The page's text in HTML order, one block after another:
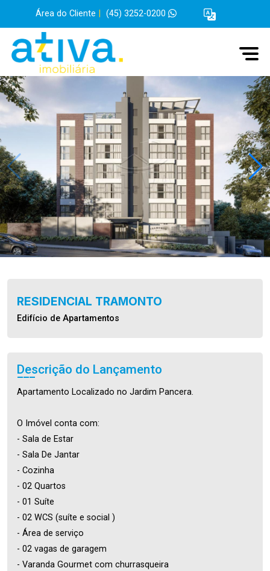
Área do Cliente (45) 3252-0200
RESIDENCIAL TRAMONTO
Edifício de Apartamentos
Descrição do Lançamento
Apartamento Localizado no Jardim Pancera.
O Imóvel conta com:
- Sala de Estar
- Sala De Jantar
- Cozinha
- 02 Quartos
- 01 Suíte
- 02 WCS (suíte e social )
- Área de serviço
- 02 vagas de garagem
- Varanda Gourmet com churrasqueira